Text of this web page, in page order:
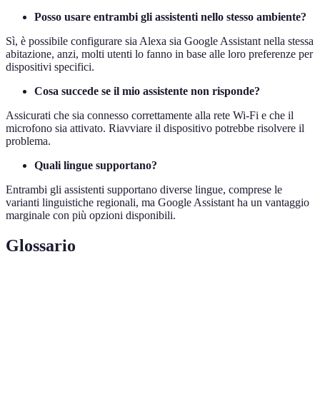
Posso usare entrambi gli assistenti nello stesso ambiente?
Sì, è possibile configurare sia Alexa sia Google Assistant nella stessa
abitazione, anzi, molti utenti lo fanno in base alle loro preferenze per
dispositivi specifici.
Cosa succede se il mio assistente non risponde?
Assicurati che sia connesso correttamente alla rete Wi-Fi e che il
microfono sia attivato. Riavviare il dispositivo potrebbe risolvere il
problema.
Quali lingue supportano?
Entrambi gli assistenti supportano diverse lingue, comprese le
varianti linguistiche regionali, ma Google Assistant ha un vantaggio
marginale con più opzioni disponibili.
Glossario